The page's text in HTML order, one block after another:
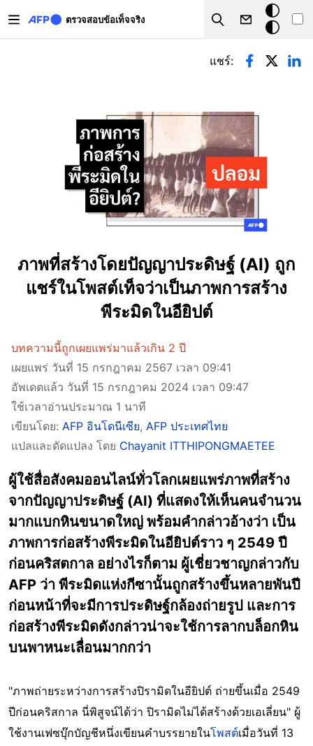
ตรวจสอบข้อเท็จจริง
Search
โหมด
มืด
Primary tabs
แชร์:
ภาพที่สร้างโดยปัญญาประดิษฐ์ (AI) ถูก
แชร์ในโพสต์เท็จว่าเป็นภาพการสร้าง
พีระมิดในอียิปต์
บทความนี้ถูกเผยแพร่มาแล้วเกิน 2 ปี
เผยแพร่ วันที่ 15 กรกฎาคม 2567 เวลา 09:41
อัพเดตแล้ว วันที่ 15 กรกฎาคม 2024 เวลา 09:47
ใช้เวลาอ่านประมาณ 1 นาที
เขียนโดย: AFP อินโดนีเซีย, AFP ประเทศไทย
แปลและดัดแปลง โดย Chayanit ITTHIPONGMAETEE
ผู้ใช้สื่อสังคมออนไลน์ทั่วโลกเผยแพร่ภาพที่สร้าง
จากปัญญาประดิษฐ์ (AI) ที่แสดงให้เห็นคนจำนวน
มากแบกหินขนาดใหญ่ พร้อมคำกล่าวอ้างว่า เป็น
ภาพการก่อสร้างพีระมิดในอียิปต์ราว ๆ 2549 ปี
ก่อนคริสตกาล อย่างไรก็ตาม ผู้เชี่ยวชาญกล่าวกับ
AFP ว่า พีระมิดแห่งกีซานั้นถูกสร้างขึ้นหลายพันปี
ก่อนหน้าที่จะมีการประดิษฐ์กล้องถ่ายรูป และการ
ก่อสร้างพีระมิดดังกล่าวน่าจะใช้การลากบล็อกหิน
บนพาหนะเลื่อนมากกว่า
"ภาพถ่ายระหว่างการสร้างปิรามิดในอียิปต์ ถ่ายขึ้นเมื่อ 2549
ปีก่อนคริสกาล นี่พิสูจน์ได้ว่า ปิรามิดไม่ได้สร้างด้วยเอเลี่ยน" ผู้
ใช้งานเฟซบุ๊กบัญชีหนึ่งเขียนคำบรรยายในโพสต์เมื่อวันที่ 13